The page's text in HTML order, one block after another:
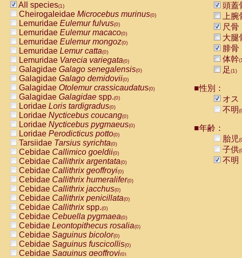
All species(1)
Cheirogaleidae Microcebus murinus(0)
Lemuridae Eulemur fulvus(0)
Lemuridae Eulemur macaco(0)
Lemuridae Eulemur mongoz(0)
Lemuridae Lemur catta(0)
Lemuridae Varecia variegata(0)
Galagidae Galago senegalensis(0)
Galagidae Galago demidovii(0)
Galagidae Otolemur crassicaudatus(0)
Galagidae Galagidae spp.(0)
Loridae Loris tardigradus(0)
Loridae Nycticebus coucang(0)
Loridae Nycticebus pygmaeus(0)
Loridae Perodicticus potto(0)
Tarsiidae Tarsius syrichta(0)
Cebidae Callimico goeldii(0)
Cebidae Callithrix argentata(0)
Cebidae Callithrix geoffroyi(0)
Cebidae Callithrix humeralifer(0)
Cebidae Callithrix jacchus(0)
Cebidae Callithrix penicillata(0)
Cebidae Callithrixspp.(0)
Cebidae Cebuella pygmaea(0)
Cebidae Leontopithecus rosalia(0)
Cebidae Saguinus bicolor(0)
Cebidae Saguinus fuscicollis(0)
Cebidae Saguinus geoffroyi(0)
頭蓋
上腕
尺骨
大腿
腓骨
体幹
足(1)
■性別：
オス
不明
■年齢：
胎児
子供
不明